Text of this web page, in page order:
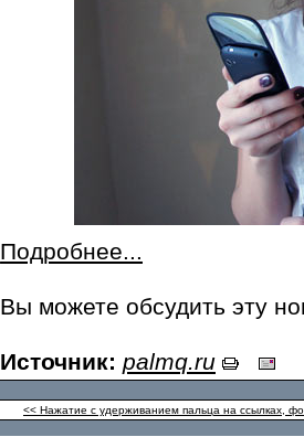
Подробнее...
Вы можете обсудить эту
Источник: palmq.ru
<< Нажатие с удерживанием пальца на ссылках,